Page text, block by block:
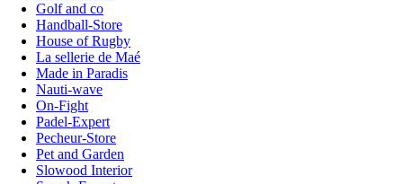
Golf and co
Handball-Store
House of Rugby
La sellerie de Maé
Made in Paradis
Nauti-wave
On-Fight
Padel-Expert
Pecheur-Store
Pet and Garden
Slowood Interior